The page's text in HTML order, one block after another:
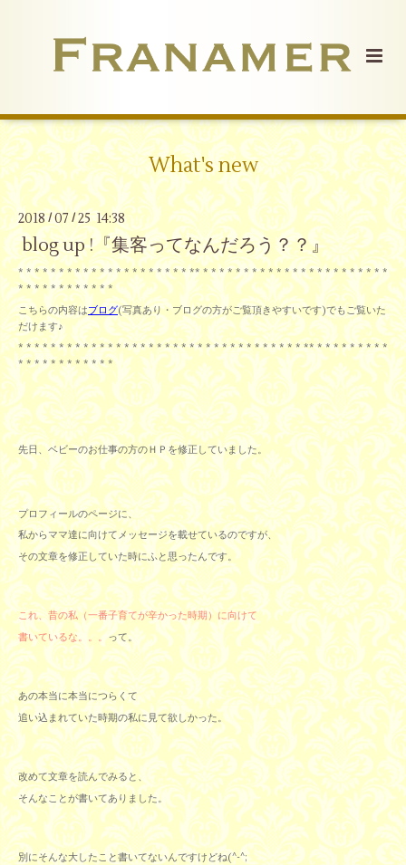
What's new
2018/07 /25 14:38
blog up !『集客ってなんだろう？？』
* * * * * * * * * * * * * * * * * * * * * ** * * * * * * * * * * * * * * * * * * * * * * *
* * * * * * * * * * * *
こちらの内容はブログ(写真あり・ブログの方がご覧頂きやすいです)でもご覧いた
だけます♪
* * * * * * * * * * * * * * * * * * * * * * * * * * * * * * * * * * * ** * * * * * * * * *
* * * * * * * * * * * *
先日、ベビーのお仕事の方のＨＰを修正していました。
プロフィールのページに、
私からママ達に向けてメッセージを載せているのですが、
その文章を修正していた時にふと思ったんです。
これ、昔の私（一番子育てが辛かった時期）に向けて
書いているな。。。って。
あの本当に本当につらくて
追い込まれていた時期の私に見て欲しかった。
改めて文章を読んでみると、
そんなことが書いてありました。
別にそんな大したこと書いてないんですけどね(^-^;